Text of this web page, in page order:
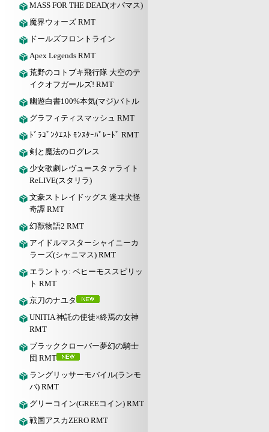
MASS FOR THE DEAD(オバマス)
魔界ウォーズ RMT
ドールズフロントライン
Apex Legends RMT
荒野のコトブキ飛行隊 大空のテ
イクオフガールズ! RMT
幽遊白書100%本気(マジ)バトル
グラフィティスマッシュ RMT
ﾄﾞﾗｺﾞﾝｸｴｽﾄ ﾓﾝｽﾀｰﾊﾟﾚｰﾄﾞ RMT
剣と魔法のログレス
少女歌劇レヴュースタァライト
ReLIVE(スタリラ)
文豪ストレイドッグス 迷ヰ犬怪
奇譚 RMT
幻獣物語2 RMT
アイドルマスターシャイニーカ
ラーズ(シャニマス) RMT
エラントゥ: ベヒーモススピリッ
ト RMT
京刀のナユタ
UNITIA 神託の使徒×終焉の女神
RMT
ブラッククローバー夢幻の騎士
団 RMT
ラングリッサーモバイル(ランモ
バ) RMT
グリーコイン(GREEコイン) RMT
戦国アスカZERO RMT